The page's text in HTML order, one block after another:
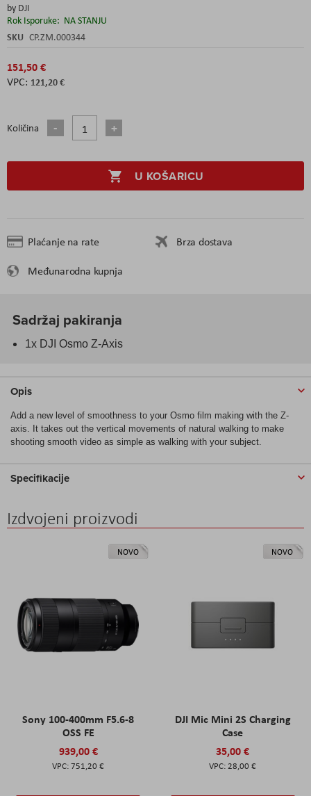
by DJI
Rok Isporuke: NA STANJU
SKU CP.ZM.000344
151,50 €
121,20 €
Količina
U KOŠARICU
Plaćanje na rate
Brza dostava
Međunarodna kupnja
beginning
of
the
Sadržaj pakiranja
1x DJI Osmo Z-Axis
Opis
Add a new level of smoothness to your Osmo film making with the Z-
axis. It takes out the vertical movements of natural walking to make
shooting smooth video as simple as walking with your subject.
Specifikacije
Izdvojeni proizvodi
NOVO
Sony 100-400mm F5.6-8
OSS FE
939,00 €
751,20 €
NOVO
DJI Mic Mini 2S Charging
Case
35,00 €
28,00 €